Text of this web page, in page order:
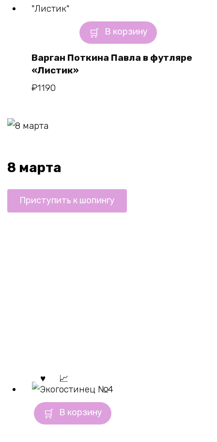
В корзину
Варган Поткина Павла в футляре
«Листик»
₽1190
8 марта
Приступить к шопингу
В корзину